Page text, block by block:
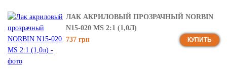
ЛАК АКРИЛОВЫЙ ПРОЗРАЧНЫЙ NORBIN
N15-020 MS 2:1 (1,0Л)
737 грн
КУПИТЬ